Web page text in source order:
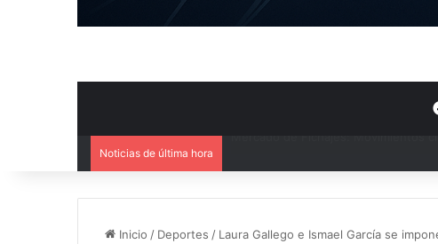
Noticias de última hora
Inicio / Deportes / Laura Gallego e Ismael García se